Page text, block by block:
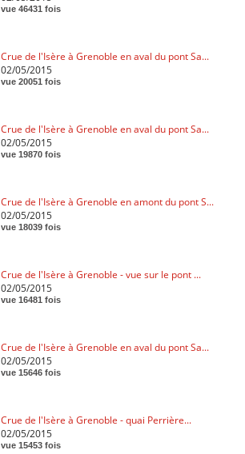
vue 46431 fois
Crue de l'Isère à Grenoble en aval du pont Sa...
02/05/2015
vue 20051 fois
Crue de l'Isère à Grenoble en aval du pont Sa...
02/05/2015
vue 19870 fois
Crue de l'Isère à Grenoble en amont du pont S...
02/05/2015
vue 18039 fois
Crue de l'Isère à Grenoble - vue sur le pont ...
02/05/2015
vue 16481 fois
Crue de l'Isère à Grenoble en aval du pont Sa...
02/05/2015
vue 15646 fois
Crue de l'Isère à Grenoble - quai Perrière...
02/05/2015
vue 15453 fois